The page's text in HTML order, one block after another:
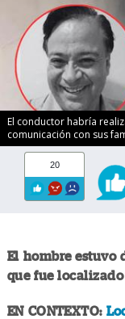
El conductor habría
comunicación con sus
20
El hombre estuvo
que fue
EN CONTEXTO: